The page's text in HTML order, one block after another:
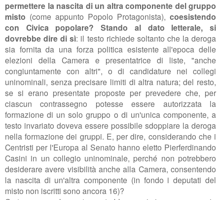
permettere la nascita di un altra componente del gruppo
misto (come appunto Popolo Protagonista), coesistendo
con Civica popolare?
Stando al dato letterale, si
dovrebbe dire di sì: il testo richiede soltanto che la deroga
sia fornita da una forza politica esistente all'epoca delle
elezioni della Camera e presentatrice di liste, "anche
congiuntamente con altri", o di candidature nei collegi
uninominali, senza precisare limiti di altra natura; del resto,
se si erano presentate proposte per prevedere che, per
ciascun contrassegno potesse essere autorizzata la
formazione di un solo gruppo o di un'unica componente, a
testo invariato doveva essere possibile sdoppiare la deroga
nella formazione dei gruppi. E, per dire, considerando che i
Centristi per l'Europa al Senato hanno eletto Pierferdinando
Casini in un collegio uninominale, perché non potrebbero
desiderare avere visibilità anche alla Camera, consentendo
la nascita di un'altra componente (in fondo i deputati del
misto non iscritti sono ancora 16)?